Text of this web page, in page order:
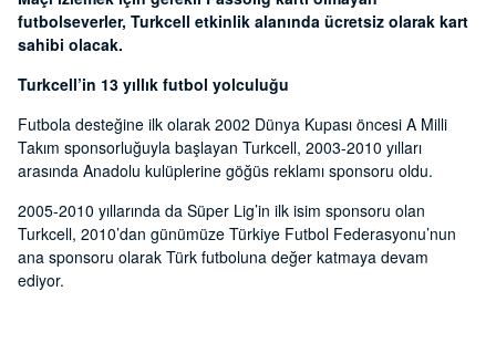
futbolseverler, Turkcell etkinlik alanında ücretsiz olarak kart
sahibi olacak.
Turkcell’in 13 yıllık futbol yolculuğu
Futbola desteğine ilk olarak 2002 Dünya Kupası öncesi A Milli
Takım sponsorluğuyla başlayan Turkcell, 2003-2010 yılları
arasında Anadolu kulüplerine göğüs reklamı sponsoru oldu.
2005-2010 yıllarında da Süper Lig’in ilk isim sponsoru olan
Turkcell, 2010’dan günümüze Türkiye Futbol Federasyonu’nun
ana sponsoru olarak Türk futboluna değer katmaya devam
ediyor.